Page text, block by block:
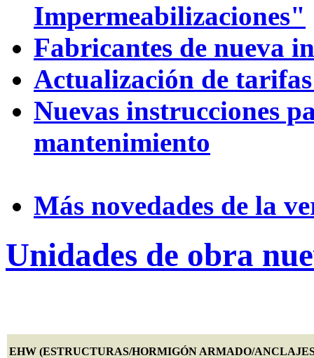
Impermeabilizaciones"
Fabricantes de nueva
Actualización de
Nuevas instrucciones
mantenimiento
Más novedades de la
Unidades de obra
EHW (ESTRUCTURAS/HORMIGÓN ARMADO/